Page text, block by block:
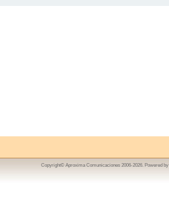
Copyright© Aproxima Comunicaciones 2006-2026. Powered by